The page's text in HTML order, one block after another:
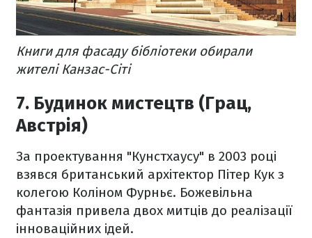
Книги для фасаду бібліотеки обирали
жителі Канзас-Сіті
7. Будинок мистецтв (Грац,
Австрія)
За проектування "Кунстхаусу" в 2003 році
взявся британський архітектор Пітер Кук з
колегою Коліном Фурньє. Божевільна
фантазія привела двох митців до реалізації
інноваційних ідей.